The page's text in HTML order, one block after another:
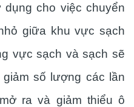
cho việc chuyển
giữa khu vực sạch
vực sạch và sạch sẽ
số lượng các lần
ra và giảm thiểu ô